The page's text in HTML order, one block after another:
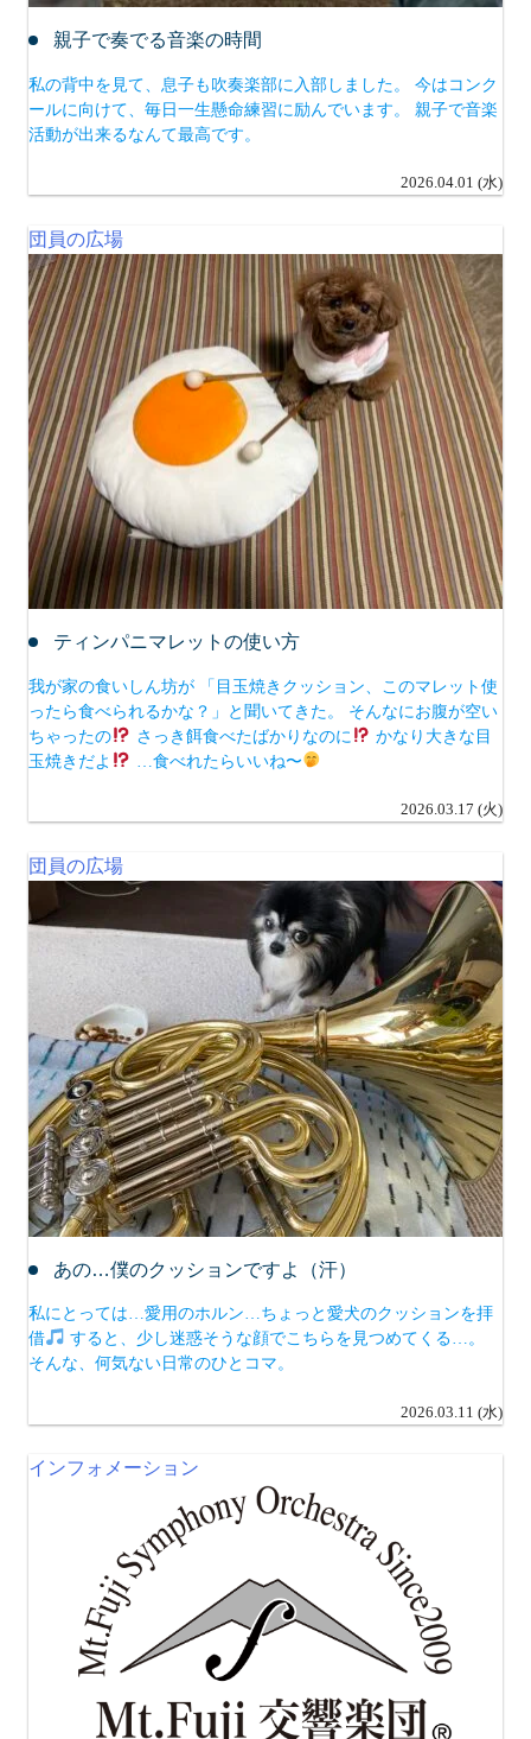
親子で奏でる音楽の時間
私の背中を見て、息子も吹奏楽部に入部しました。 今はコンク
ールに向けて、毎日一生懸命練習に励んでいます。 親子で音楽
活動が出来るなんて最高です。
2026.04.01 (水)
団員の広場
ティンパニマレットの使い方
我が家の食いしん坊が 「目玉焼きクッション、このマレット使
ったら食べられるかな？」と聞いてきた。 そんなにお腹が空い
ちゃったの
さっき餌食べたばかりなのに
かなり大きな目
玉焼きだよ
…食べれたらいいね〜
2026.03.17 (火)
団員の広場
あの…僕のクッションですよ（汗）
私にとっては…愛用のホルン…ちょっと愛犬のクッションを拝
借
すると、少し迷惑そうな顔でこちらを見つめてくる…。
そんな、何気ない日常のひとコマ。
2026.03.11 (水)
インフォメーション